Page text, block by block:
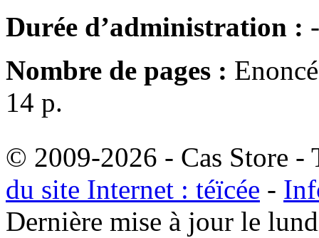
Durée d’administration : -
Nombre de pages :
14 p.
© 2009-2026 - Cas Store -
du site Internet : téïcée -
Dernière mise à jour le